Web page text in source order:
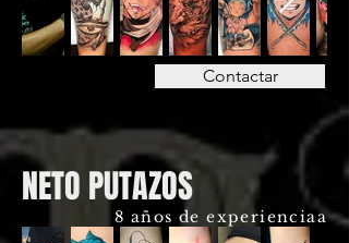
Contactar
NETO PUTAZOS
8 años de experienciaa